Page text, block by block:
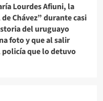
Lourdes Afiuni, la
Chávez” durante casi
del uruguayo
foto y que al salir
policía que lo detuvo